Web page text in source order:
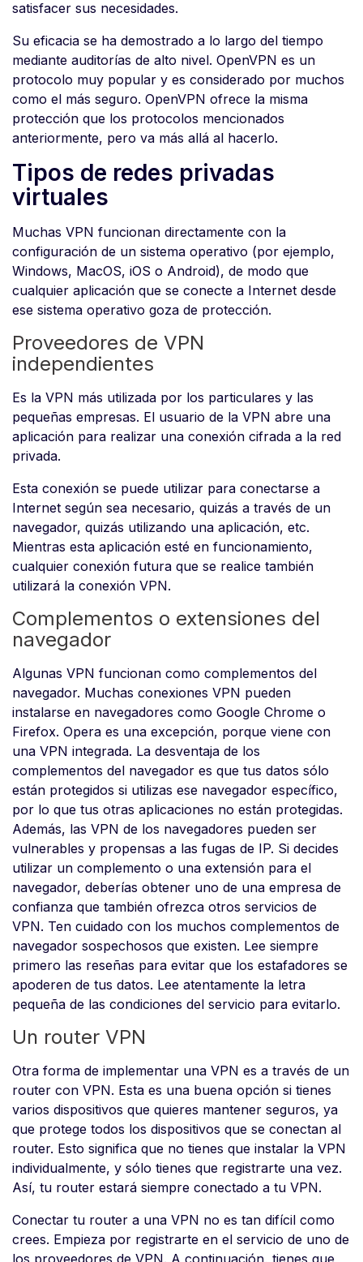
satisfacer sus necesidades.
Su eficacia se ha demostrado a lo largo del tiempo
mediante auditorías de alto nivel. OpenVPN es un
protocolo muy popular y es considerado por muchos
como el más seguro. OpenVPN ofrece la misma
protección que los protocolos mencionados
anteriormente, pero va más allá al hacerlo.
Tipos de redes privadas
virtuales
Muchas VPN funcionan directamente con la
configuración de un sistema operativo (por ejemplo,
Windows, MacOS, iOS o Android), de modo que
cualquier aplicación que se conecte a Internet desde
ese sistema operativo goza de protección.
Proveedores de VPN
independientes
Es la VPN más utilizada por los particulares y las
pequeñas empresas. El usuario de la VPN abre una
aplicación para realizar una conexión cifrada a la red
privada.
Esta conexión se puede utilizar para conectarse a
Internet según sea necesario, quizás a través de un
navegador, quizás utilizando una aplicación, etc.
Mientras esta aplicación esté en funcionamiento,
cualquier conexión futura que se realice también
utilizará la conexión VPN.
Complementos o extensiones del
navegador
Algunas VPN funcionan como complementos del
navegador. Muchas conexiones VPN pueden
instalarse en navegadores como Google Chrome o
Firefox. Opera es una excepción, porque viene con
una VPN integrada. La desventaja de los
complementos del navegador es que tus datos sólo
están protegidos si utilizas ese navegador específico,
por lo que tus otras aplicaciones no están protegidas.
Además, las VPN de los navegadores pueden ser
vulnerables y propensas a las fugas de IP. Si decides
utilizar un complemento o una extensión para el
navegador, deberías obtener uno de una empresa de
confianza que también ofrezca otros servicios de
VPN. Ten cuidado con los muchos complementos de
navegador sospechosos que existen. Lee siempre
primero las reseñas para evitar que los estafadores se
apoderen de tus datos. Lee atentamente la letra
pequeña de las condiciones del servicio para evitarlo.
Un router VPN
Otra forma de implementar una VPN es a través de un
router con VPN. Esta es una buena opción si tienes
varios dispositivos que quieres mantener seguros, ya
que protege todos los dispositivos que se conectan al
router. Esto significa que no tienes que instalar la VPN
individualmente, y sólo tienes que registrarte una vez.
Así, tu router estará siempre conectado a tu VPN.
Conectar tu router a una VPN no es tan difícil como
crees. Empieza por registrarte en el servicio de uno de